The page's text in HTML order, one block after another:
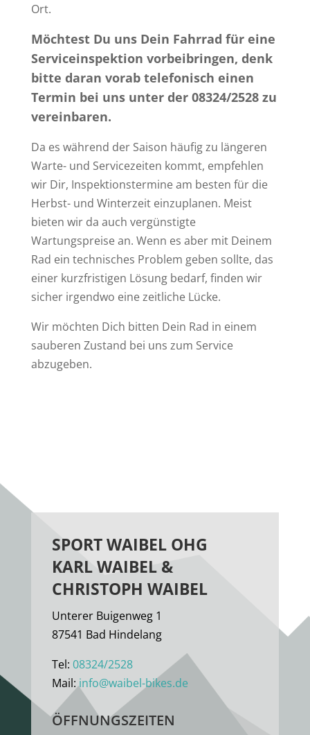
Ort.
Möchtest Du uns Dein Fahrrad für eine
Serviceinspektion vorbeibringen, denk
bitte daran vorab telefonisch einen
Termin bei uns unter der 08324/2528 zu
vereinbaren.
Da es während der Saison häufig zu längeren
Warte- und Servicezeiten kommt, empfehlen
wir Dir, Inspektionstermine am besten für die
Herbst- und Winterzeit einzuplanen. Meist
bieten wir da auch vergünstigte
Wartungspreise an. Wenn es aber mit Deinem
Rad ein technisches Problem geben sollte, das
einer kurzfristigen Lösung bedarf, finden wir
sicher irgendwo eine zeitliche Lücke.
Wir möchten Dich bitten Dein Rad in einem
sauberen Zustand bei uns zum Service
abzugeben.
SPORT WAIBEL OHG
KARL WAIBEL &
CHRISTOPH WAIBEL
Unterer Buigenweg 1
87541 Bad Hindelang
Tel: 08324/2528
Mail:info@waibel-bikes.de
ÖFFNUNGSZEITEN